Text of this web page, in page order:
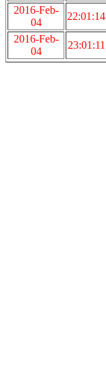
2016-Feb-
04
22:01:14
2016-Feb-
04
23:01:11